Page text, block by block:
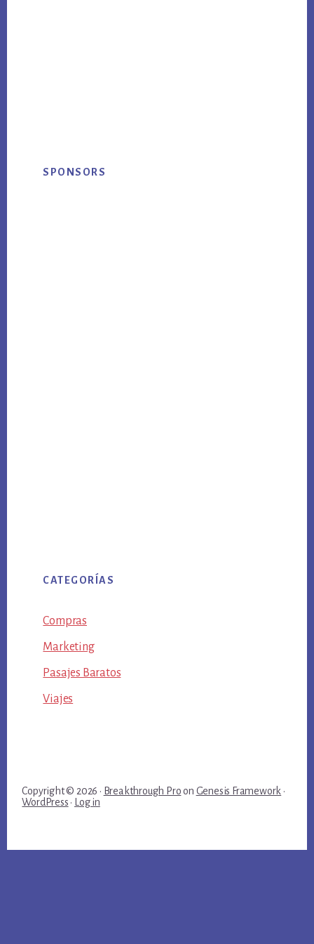
Sidebar
SPONSORS
CATEGORÍAS
Compras
Marketing
Pasajes Baratos
Viajes
Copyright © 2026 · Breakthrough Proon Genesis Framework ·
WordPress · Log in